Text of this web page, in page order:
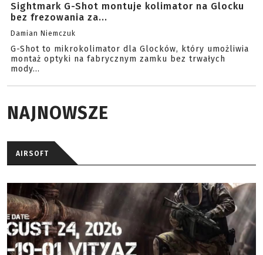
Sightmark G-Shot montuje kolimator na Glocku
bez frezowania za...
Damian Niemczuk
G-Shot to mikrokolimator dla Glocków, który umożliwia
montaż optyki na fabrycznym zamku bez trwałych
mody...
NAJNOWSZE
AIRSOFT